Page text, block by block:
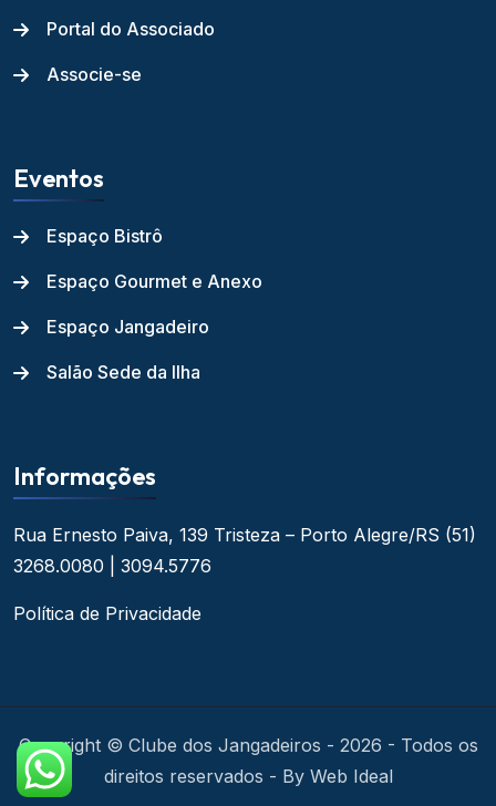
Portal do Associado
Associe-se
Eventos
Espaço Bistrô
Espaço Gourmet e Anexo
Espaço Jangadeiro
Salão Sede da Ilha
Informações
Rua Ernesto Paiva, 139 Tristeza – Porto Alegre/RS (51)
3268.0080 | 3094.5776
Política de Privacidade
Copyright © Clube dos Jangadeiros - 2026 - Todos os
direitos reservados - By Web Ideal